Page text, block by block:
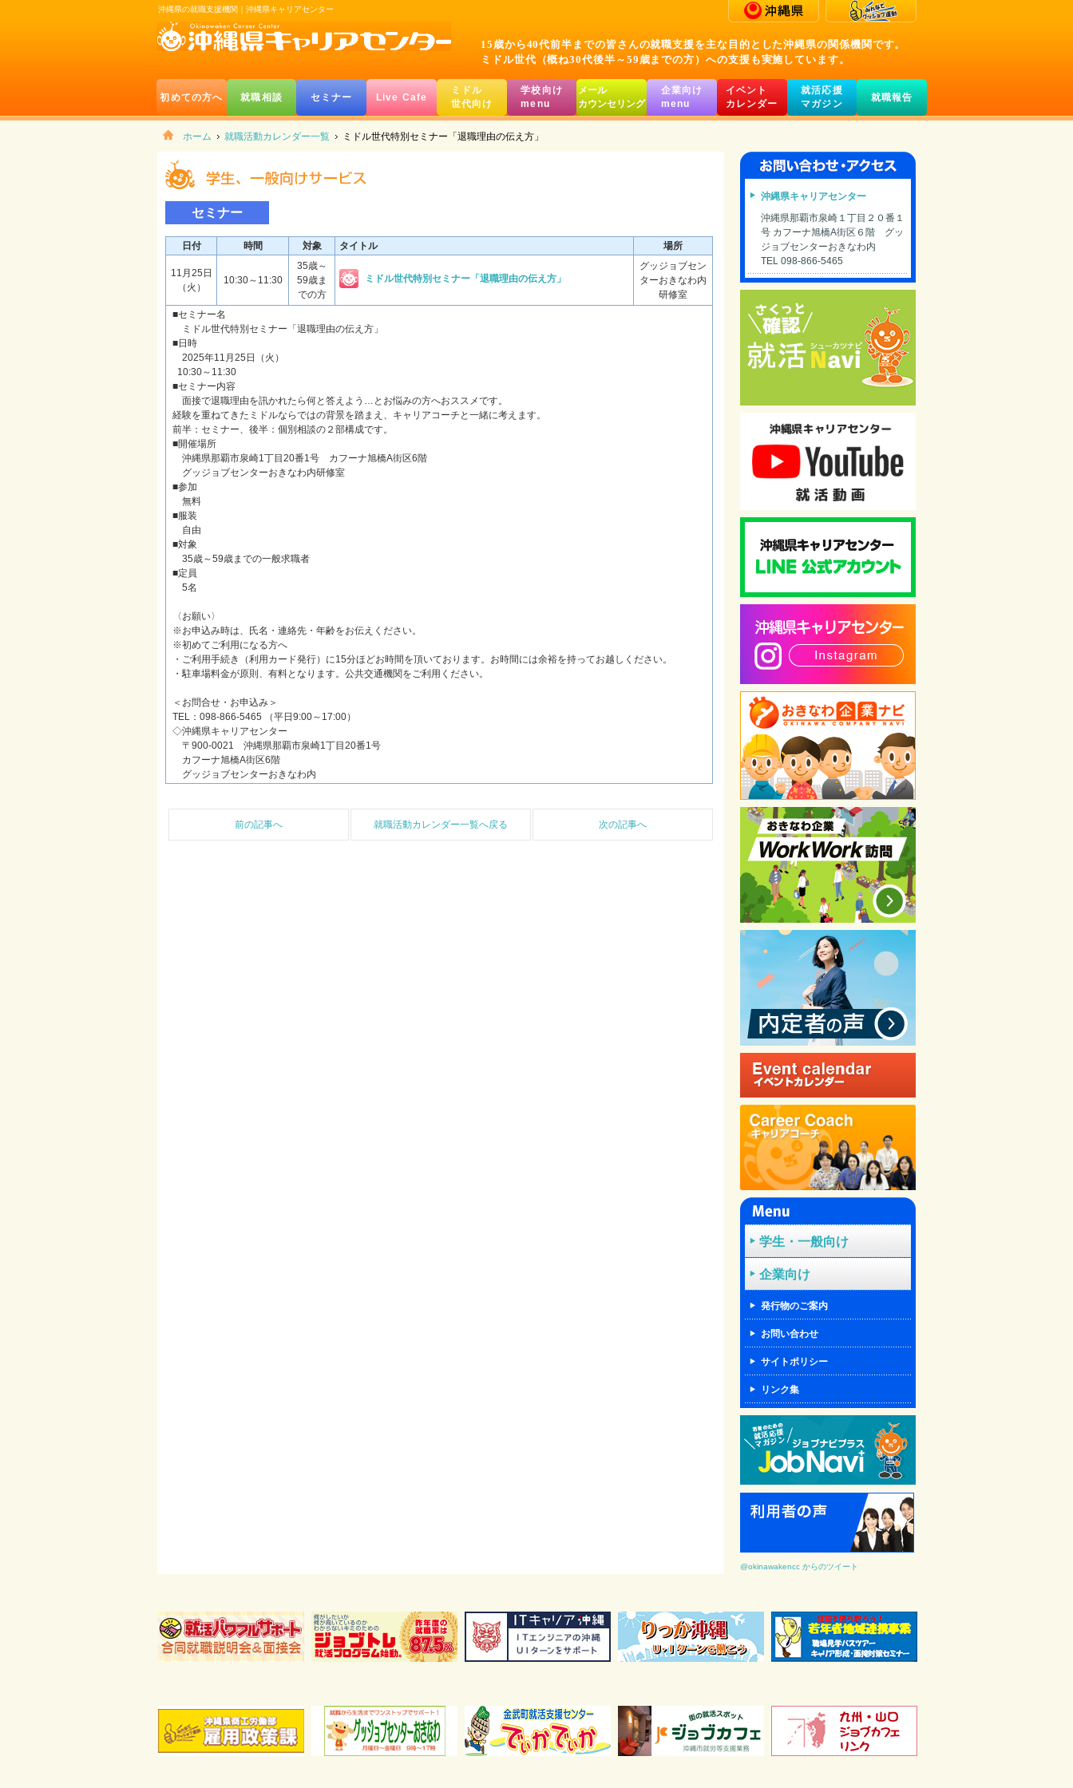
沖縄県の就職支援機関｜沖縄県キャリアセンター
15歳から40代前半までの皆さんの就職支援を主な目的とした沖縄県の関係機関です。
ミドル世代（概ね30代後半～59歳までの方）への支援も実施しています。
初めての方へ 就職相談 セミナー Live Cafe
ミドル
世代向け
学校向け
menu
メール
カウンセリング
企業向け
menu
イベント
カレンダー
就活応援
マガジン
就職報告
ホーム 就職活動カレンダー一覧 ミドル世代特別セミナー「退職理由の伝え方」
セミナー
日付 時間 対象 タイトル 場所
11月25日
（火）
10:30～11:30
35歳～
59歳ま
での方
ミドル世代特別セミナー「退職理由の伝え方」
グッジョブセン
ターおきなわ内
研修室
■セミナー名
ミドル世代特別セミナー「退職理由の伝え方」
■日時
2025年11月25日（火）
10:30～11:30
■セミナー内容
面接で退職理由を訊かれたら何と答えよう…とお悩みの方へおススメです。
経験を重ねてきたミドルならではの背景を踏まえ、キャリアコーチと一緒に考えます。
前半：セミナー、後半：個別相談の２部構成です。
■開催場所
沖縄県那覇市泉崎1丁目20番1号 カフーナ旭橋A街区6階
グッジョブセンターおきなわ内研修室
■参加
無料
■服装
自由
■対象
35歳～59歳までの一般求職者
■定員
5名
〈お願い〉
※お申込み時は、氏名・連絡先・年齢をお伝えください。
※初めてご利用になる方へ
・ご利用手続き（利用カード発行）に15分ほどお時間を頂いております。お時間には余裕を持ってお越しください。
・駐車場料金が原則、有料となります。公共交通機関をご利用ください。
＜お問合せ・お申込み＞
TEL：098-866-5465 （平日9:00～17:00）
◇沖縄県キャリアセンター
〒900-0021 沖縄県那覇市泉崎1丁目20番1号
カフーナ旭橋A街区6階
グッジョブセンターおきなわ内
前の記事へ 就職活動カレンダー一覧へ戻る 次の記事へ
沖縄県キャリアセンター
沖縄県那覇市泉崎１丁目２０番１
号 カフーナ旭橋A街区６階 グッ
ジョブセンターおきなわ内
TEL 098-866-5465
学生・一般向け
企業向け
発行物のご案内
お問い合わせ
サイトポリシー
リンク集
@okinawakencc からのツイート